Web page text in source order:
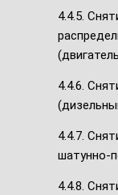
4.4.5.
4.4.6.
4.4.7.
шатунно-
4.4.8.